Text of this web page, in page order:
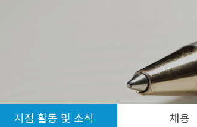
지점 활동 및 소식 채용